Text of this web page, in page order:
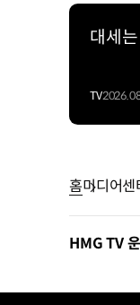
대세
TV
홈미디어센
HMG TV